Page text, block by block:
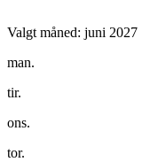
Valgt måned: juni 2027
man.
tir.
ons.
tor.